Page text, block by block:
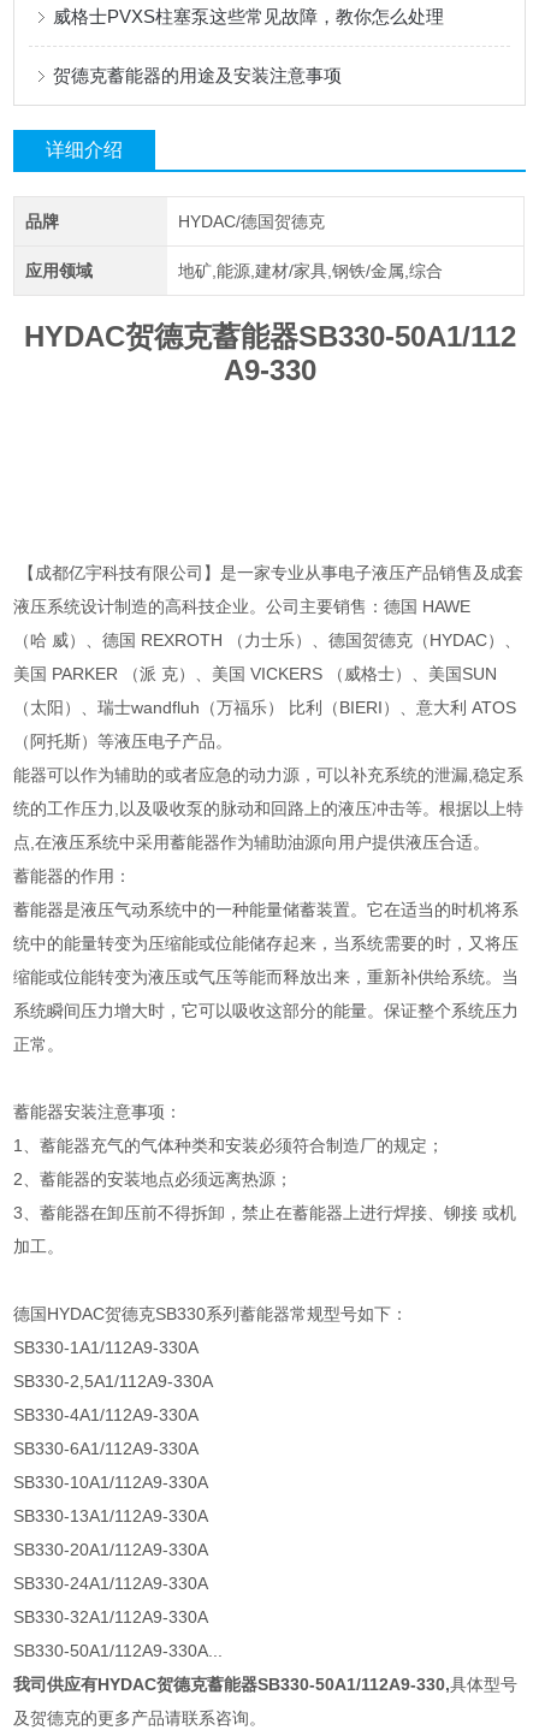
威格士PVXS柱塞泵这些常见故障，教你怎么处理
贺德克蓄能器的用途及安装注意事项
详细介绍
品牌 HYDAC/德国贺德克
应用领域 地矿,能源,建材/家具,钢铁/金属,综合
HYDAC贺德克蓄能器SB330-50A1/112
A9-330
【成都亿宇科技有限公司】是一家专业从事电子液压产品销售及成套
液压系统设计制造的高科技企业。公司主要销售：德国 HAWE
（哈 威）、德国 REXROTH （力士乐）、德国贺德克（HYDAC）、
美国 PARKER （派 克）、美国 VICKERS （威格士）、美国SUN
（太阳）、瑞士wandfluh（万福乐） 比利（BIERI）、意大利 ATOS
（阿托斯）等液压电子产品。
能器可以作为辅助的或者应急的动力源，可以补充系统的泄漏,稳定系
统的工作压力,以及吸收泵的脉动和回路上的液压冲击等。根据以上特
点,在液压系统中采用蓄能器作为辅助油源向用户提供液压合适。
蓄能器的作用：
蓄能器是液压气动系统中的一种能量储蓄装置。它在适当的时机将系
统中的能量转变为压缩能或位能储存起来，当系统需要的时，又将压
缩能或位能转变为液压或气压等能而释放出来，重新补供给系统。当
系统瞬间压力增大时，它可以吸收这部分的能量。保证整个系统压力
正常。
蓄能器安装注意事项：
1、蓄能器充气的气体种类和安装必须符合制造厂的规定；
2、蓄能器的安装地点必须远离热源；
3、蓄能器在卸压前不得拆卸，禁止在蓄能器上进行焊接、铆接 或机
加工。
德国HYDAC贺德克SB330系列蓄能器常规型号如下：
SB330-1A1/112A9-330A
SB330-2,5A1/112A9-330A
SB330-4A1/112A9-330A
SB330-6A1/112A9-330A
SB330-10A1/112A9-330A
SB330-13A1/112A9-330A
SB330-20A1/112A9-330A
SB330-24A1/112A9-330A
SB330-32A1/112A9-330A
SB330-50A1/112A9-330A...
我司供应有HYDAC贺德克蓄能器SB330-50A1/112A9-330,具体型号
及贺德克的更多产品请联系咨询。